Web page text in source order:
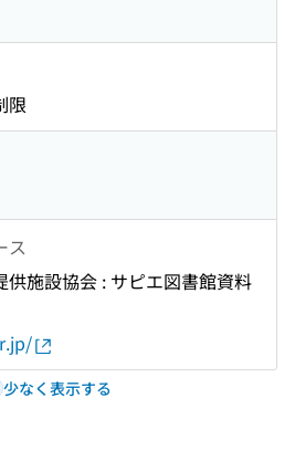
限
ス
施設協会 : サピエ図書館資料
少なく表示する